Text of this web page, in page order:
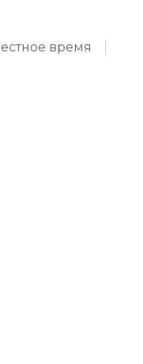
время